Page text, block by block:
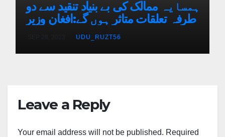
ہمسایہ ممالک کی بے بنیاد تنقید سے دو
طرفہ تعلقات متاثر ہوں گے:افغان وزیر
UDU_RUZT56
Leave a Reply
Your email address will not be published. Required